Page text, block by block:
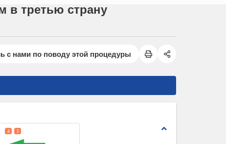
в третью страну
с нами по поводу этой процедуры
expand_less
4 5